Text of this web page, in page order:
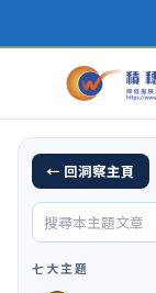
← 回洞察主頁
七大主題